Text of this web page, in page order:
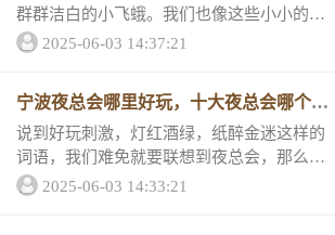
群群洁白的小飞蛾。我们也像这些小小的飞
蛾，在钢筋水泥中穿梭，寻找属于自己的光
适合休...
2025-06-03 14:37:21
宁波夜总会哪里好玩，十大夜总会哪个深
得你心！
说到好玩刺激，灯红酒绿，纸醉金迷这样的
词语，我们难免就要联想到夜总会，那么在
宁波有哪些能够担得起这些美好形容词的夜
2025-06-03 14:33:21